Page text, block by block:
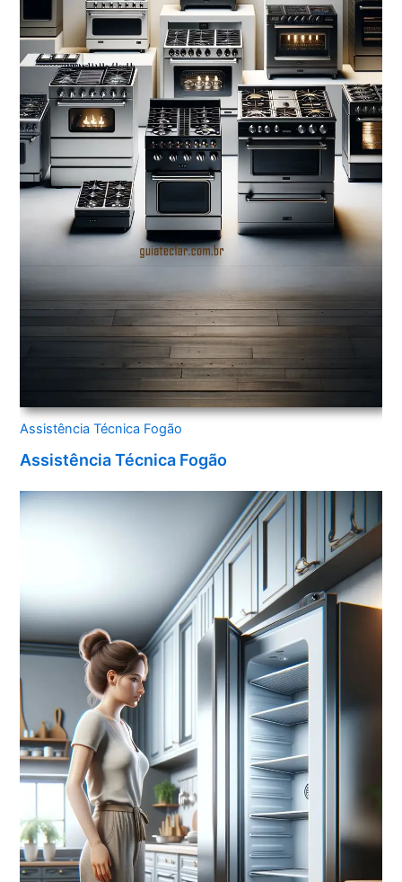
Assistência Técnica Fogão
Assistência Técnica Fogão